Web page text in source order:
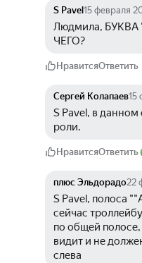
S Pavel 15 февраля
Людмила,
ЧЕГО?
НравитсяОтветить
Сергей Колапаев15
S Pavel, в данном
роли.
НравитсяОтветить
плюс Эльдорадо22
S Pavel, полоса
сейчас
по общей полосе,
видит и не
слева